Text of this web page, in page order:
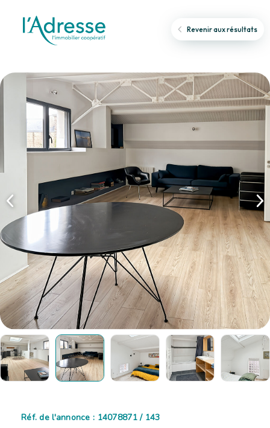
Revenir aux résultats
Réf. de l'annonce : 14078871 / 143